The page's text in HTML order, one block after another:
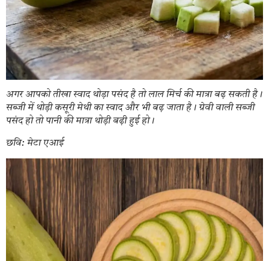
अगर आपको तीखा स्वाद थोड़ा पसंद है तो लाल मिर्च की मात्रा बढ़ सकती है।
सब्जी में थोड़ी कसूरी मेथी का स्वाद और भी बढ़ जाता है। ग्रेवी वाली सब्जी
पसंद हो तो पानी की मात्रा थोड़ी बढ़ी हुई हो।
छवि: मेटा एआई